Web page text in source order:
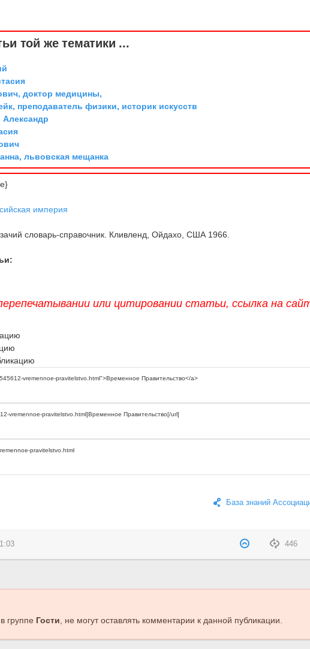
той же тематики ...
доктор медицины,
преподаватель физики, историк искусств
львовская мещанка
империя
словарь-справочник. Кливленд, Ойдахо, США 1966.
или цитировании статьи, ссылка на
База знаний
446
группе Гости, не могут оставлять комментарии к данной публикации.